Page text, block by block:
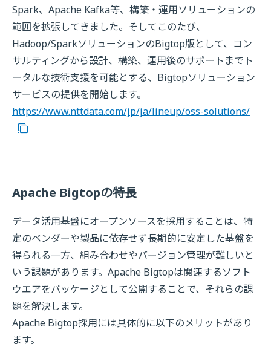
Spark、Apache Kafka等、構築・運用ソリューションの
範囲を拡張してきました。そしてこのたび、
Hadoop/SparkソリューションのBigtop版として、コン
サルティングから設計、構築、運用後のサポートまでト
ータルな技術支援を可能とする、Bigtopソリューション
サービスの提供を開始します。
https://www.nttdata.com/jp/ja/lineup/oss-solutions/
Apache Bigtopの特長
データ活用基盤にオープンソースを採用することは、特
定のベンダーや製品に依存せず長期的に安定した基盤を
得られる一方、組み合わせやバージョン管理が難しいと
いう課題があります。Apache Bigtopは関連するソフト
ウエアをパッケージとして公開することで、それらの課
題を解決します。
Apache Bigtop採用には具体的に以下のメリットがあり
ます。